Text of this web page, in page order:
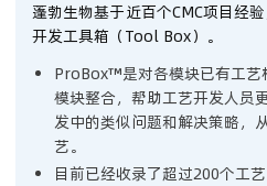
全球布局
联系我们
蓬勃生物基于近百个CMC项目经
开发工具箱（Tool Box）。
ProBox™是对各模块已有工艺
模块整合，帮助工艺开发人员
发中的类似问题和解决策略，
艺。
目前已经收录了超过200个工